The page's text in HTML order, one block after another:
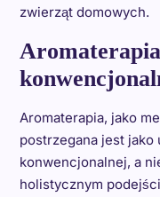
zwierząt domowych.
Aromaterapia, jako
postrzegana jest jako
konwencjonalnej, a
holistycznym